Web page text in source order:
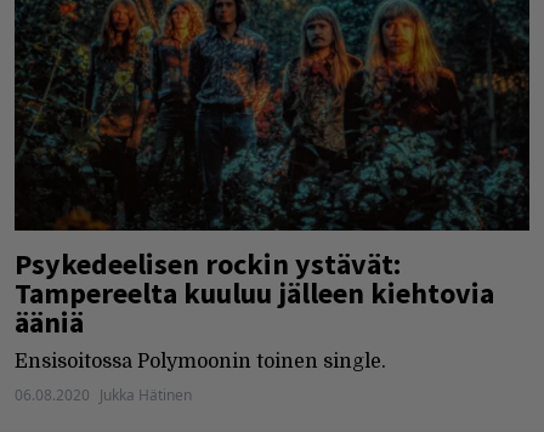
Psykedeelisen rockin ystävät:
Tampereelta kuuluu jälleen kiehtovia
ääniä
Ensisoitossa Polymoonin toinen single.
06.08.2020 Jukka Hätinen